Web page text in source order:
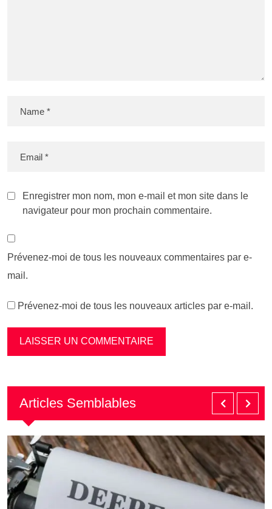
Enregistrer mon nom, mon e-mail et mon site dans le
navigateur pour mon prochain commentaire.
Prévenez-moi de tous les nouveaux commentaires par e-
mail.
Prévenez-moi de tous les nouveaux articles par e-mail.
Articles Semblables